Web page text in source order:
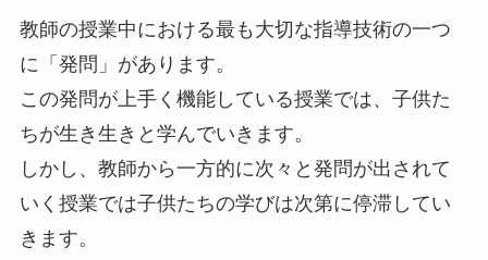
教師の授業中における最も大切な指導技術の一つ
に「発問」があります。
この発問が上手く機能している授業では、子供た
ちが生き生きと学んでいきます。
しかし、教師から一方的に次々と発問が出されて
いく授業では子供たちの学びは次第に停滞してい
きます。